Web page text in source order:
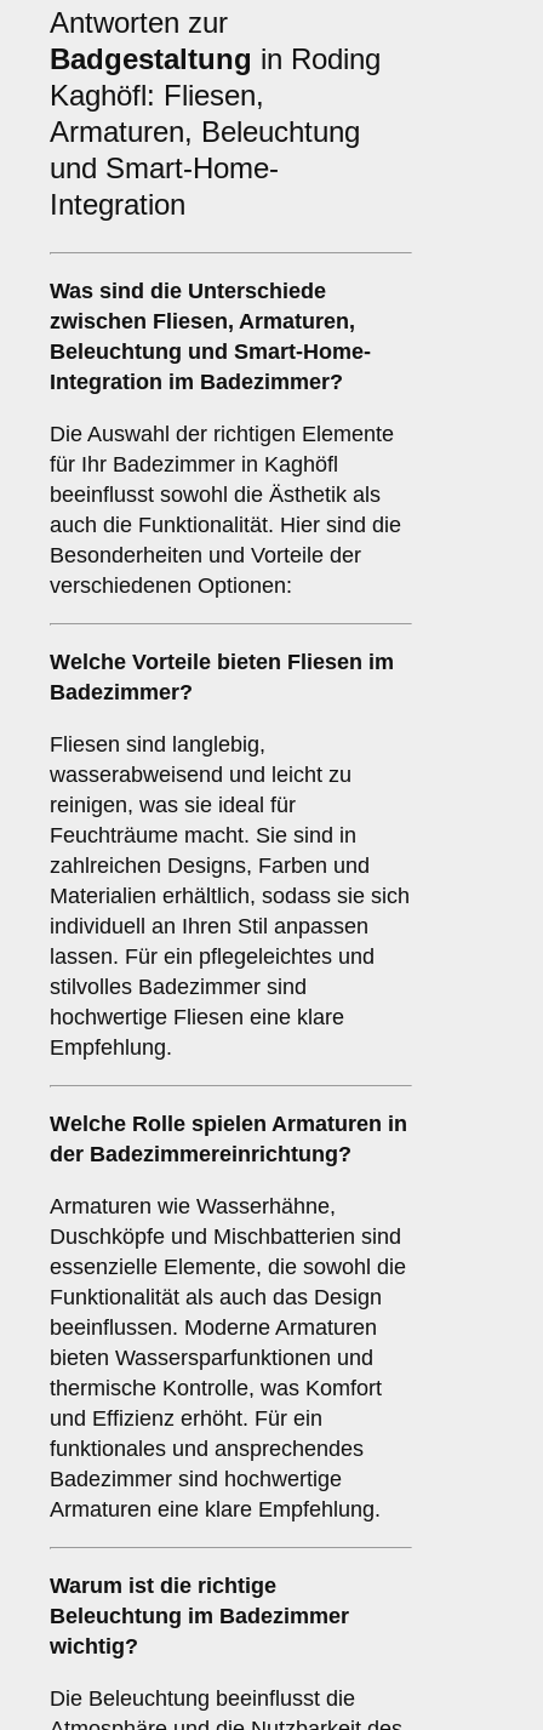
Antworten zur
Badgestaltung in Roding
Kaghöfl: Fliesen,
Armaturen, Beleuchtung
und Smart-Home-
Integration
Was sind die Unterschiede
zwischen Fliesen, Armaturen,
Beleuchtung und Smart-Home-
Integration im Badezimmer?
Die Auswahl der richtigen Elemente
für Ihr Badezimmer in Kaghöfl
beeinflusst sowohl die Ästhetik als
auch die Funktionalität. Hier sind die
Besonderheiten und Vorteile der
verschiedenen Optionen:
Welche Vorteile bieten Fliesen im
Badezimmer?
Fliesen sind langlebig,
wasserabweisend und leicht zu
reinigen, was sie ideal für
Feuchträume macht. Sie sind in
zahlreichen Designs, Farben und
Materialien erhältlich, sodass sie sich
individuell an Ihren Stil anpassen
lassen. Für ein pflegeleichtes und
stilvolles Badezimmer sind
hochwertige Fliesen eine klare
Empfehlung.
Welche Rolle spielen Armaturen in
der Badezimmereinrichtung?
Armaturen wie Wasserhähne,
Duschköpfe und Mischbatterien sind
essenzielle Elemente, die sowohl die
Funktionalität als auch das Design
beeinflussen. Moderne Armaturen
bieten Wassersparfunktionen und
thermische Kontrolle, was Komfort
und Effizienz erhöht. Für ein
funktionales und ansprechendes
Badezimmer sind hochwertige
Armaturen eine klare Empfehlung.
Warum ist die richtige
Beleuchtung im Badezimmer
wichtig?
Die Beleuchtung beeinflusst die